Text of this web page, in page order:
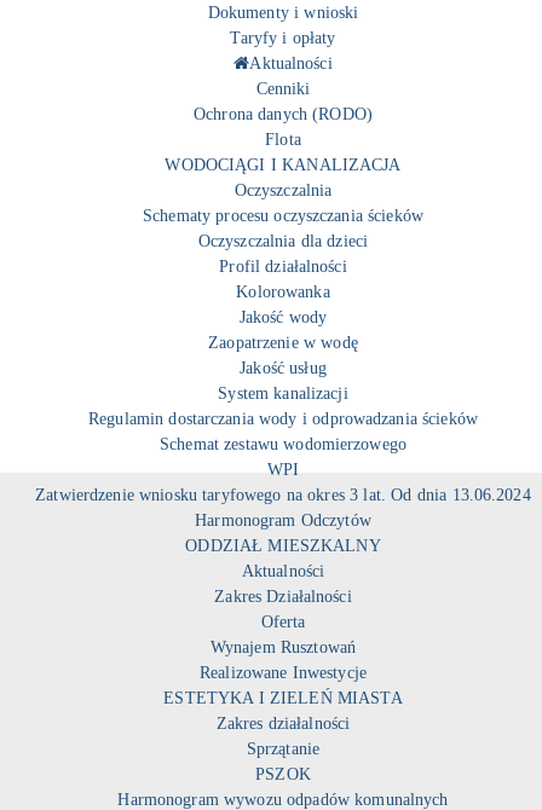
Dokumenty i wnioski
Taryfy i opłaty
Aktualności
Cenniki
Ochrona danych (RODO)
Flota
WODOCIĄGI I KANALIZACJA
Oczyszczalnia
Schematy procesu oczyszczania ścieków
Oczyszczalnia dla dzieci
Profil działalności
Kolorowanka
Jakość wody
Zaopatrzenie w wodę
Jakość usług
System kanalizacji
Regulamin dostarczania wody i odprowadzania ścieków
Schemat zestawu wodomierzowego
WPI
Zatwierdzenie wniosku taryfowego na okres 3 lat. Od dnia 13.06.2024
Harmonogram Odczytów
ODDZIAŁ MIESZKALNY
Aktualności
Zakres Działalności
Oferta
Wynajem Rusztowań
Realizowane Inwestycje
ESTETYKA I ZIELEŃ MIASTA
Zakres działalności
Sprzątanie
PSZOK
Harmonogram wywozu odpadów komunalnych